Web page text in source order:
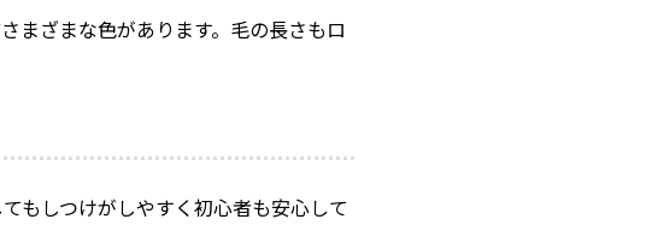
まざまな色があります。毛の長さもロ
もしつけがしやすく初心者も安心して